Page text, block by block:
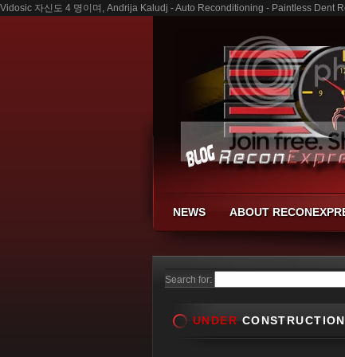
Vidosic 자신도 4 명이며, Andrija Kaludj - Auto Reconditioning - Paintless Dent
NEWS ABOUT
Search for:
UNDER CONSTRUCTION